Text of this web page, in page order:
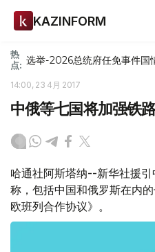
KAZINFORM
热
点: 选举-2026总统府任免事件国
14:00, 23 4月 2017
中俄等七国将加强铁
哈通社阿斯塔纳--新华社援
称，包括中国和俄罗斯在内
欧班列合作协议》。